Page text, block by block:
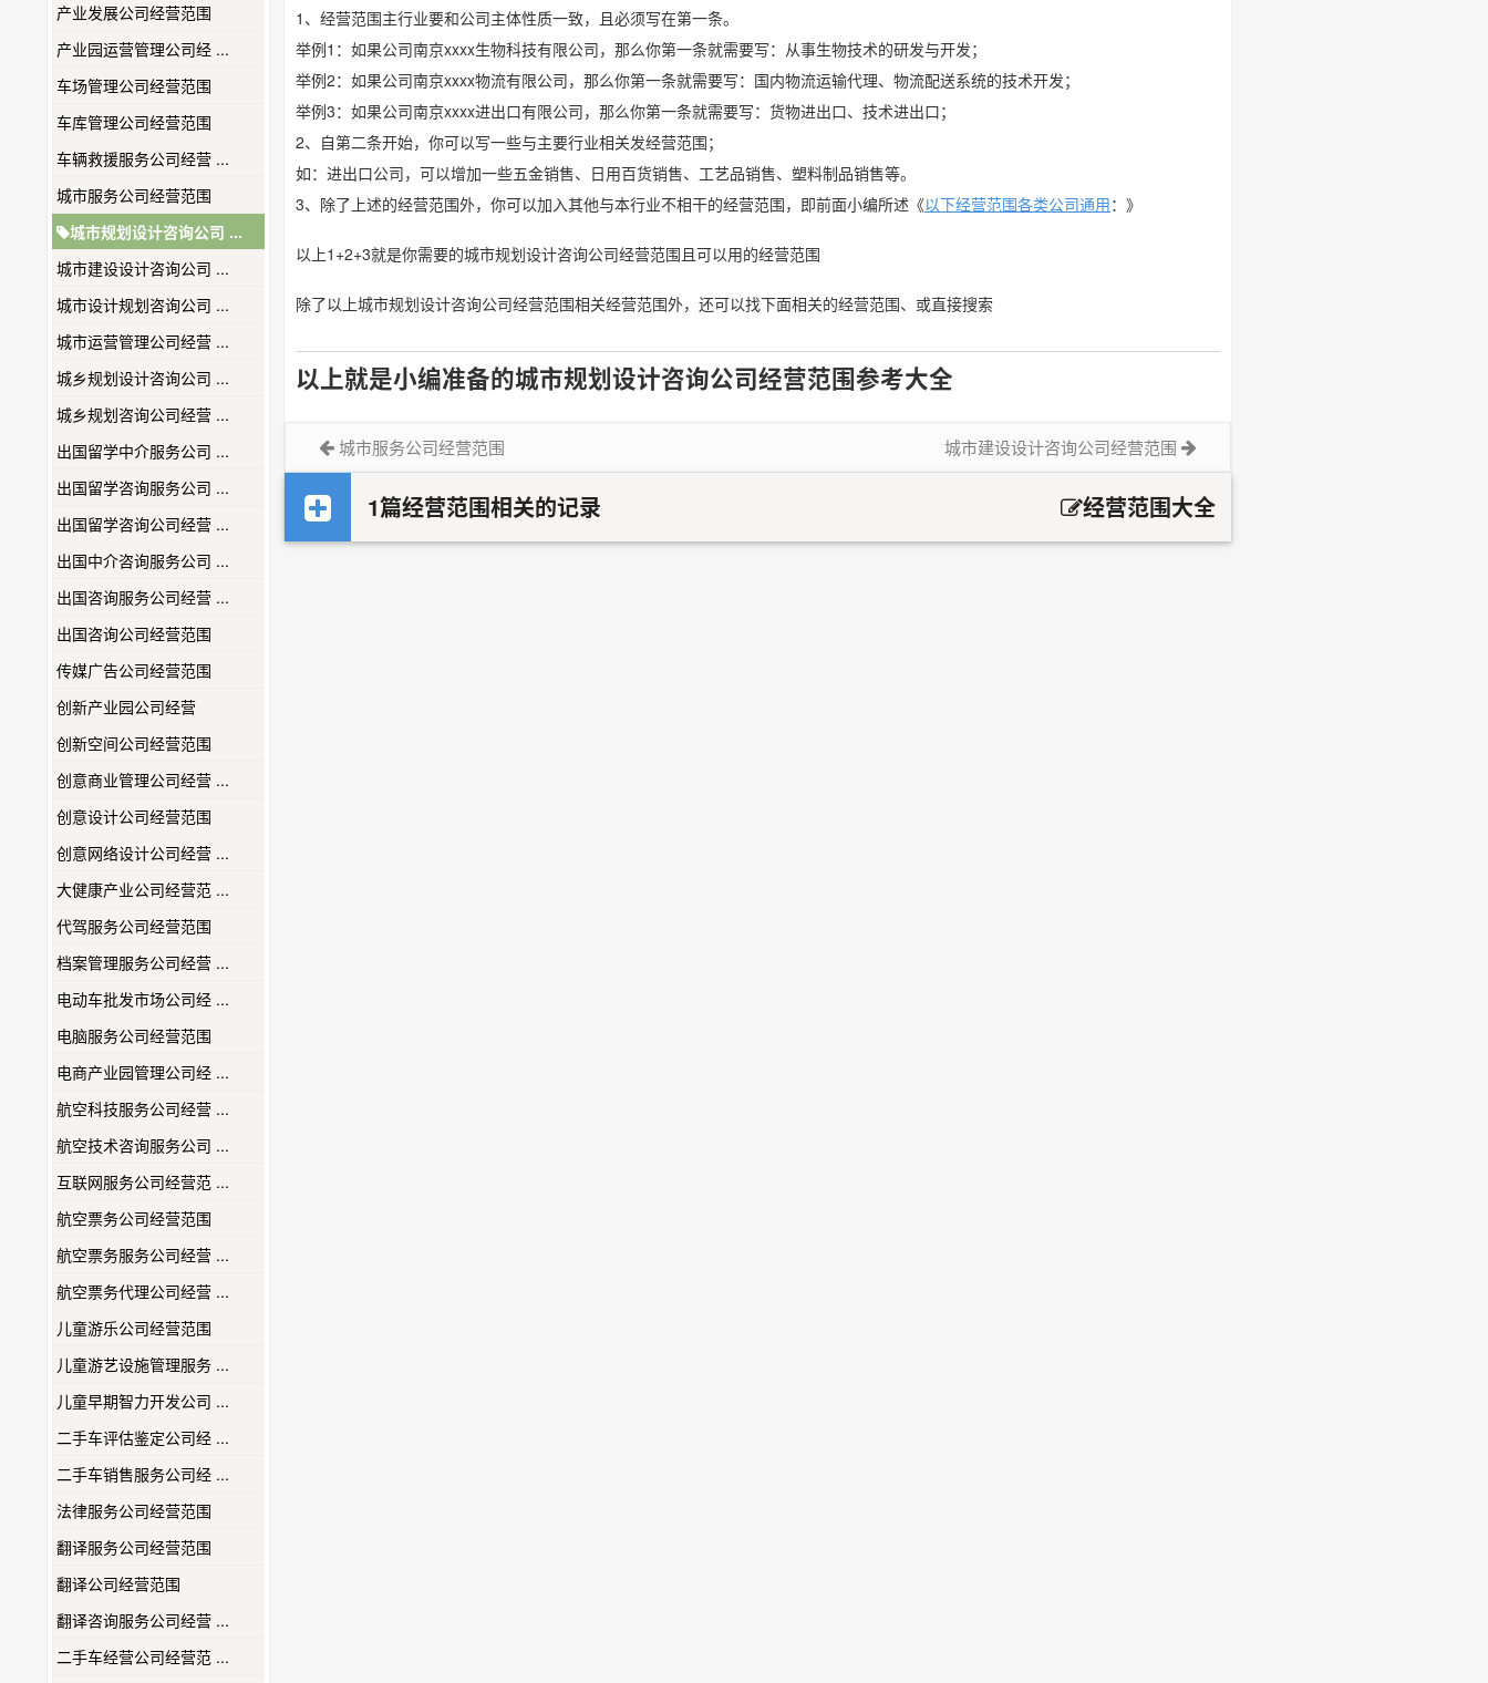
产业发展公司经营范围
产业园运营管理公司经 ...
车场管理公司经营范围
车库管理公司经营范围
车辆救援服务公司经营 ...
城市服务公司经营范围
城市规划设计咨询公司 ...
城市建设设计咨询公司 ...
城市设计规划咨询公司 ...
城市运营管理公司经营 ...
城乡规划设计咨询公司 ...
城乡规划咨询公司经营 ...
出国留学中介服务公司 ...
出国留学咨询服务公司 ...
出国留学咨询公司经营 ...
出国中介咨询服务公司 ...
出国咨询服务公司经营 ...
出国咨询公司经营范围
传媒广告公司经营范围
创新产业园公司经营
创新空间公司经营范围
创意商业管理公司经营 ...
创意设计公司经营范围
创意网络设计公司经营 ...
大健康产业公司经营范 ...
代驾服务公司经营范围
档案管理服务公司经营 ...
电动车批发市场公司经 ...
电脑服务公司经营范围
电商产业园管理公司经 ...
航空科技服务公司经营 ...
航空技术咨询服务公司 ...
互联网服务公司经营范 ...
航空票务公司经营范围
航空票务服务公司经营 ...
航空票务代理公司经营 ...
儿童游乐公司经营范围
儿童游艺设施管理服务 ...
儿童早期智力开发公司 ...
二手车评估鉴定公司经 ...
二手车销售服务公司经 ...
法律服务公司经营范围
翻译服务公司经营范围
翻译公司经营范围
翻译咨询服务公司经营 ...
二手车经营公司经营范 ...
1、经营范围主行业要和公司主体性质一致，且必须写在第一条。
举例1：如果公司南京xxxx生物科技有限公司，那么你第一条就需要写：从事生物技术的研发与开发；
举例2：如果公司南京xxxx物流有限公司，那么你第一条就需要写：国内物流运输代理、物流配送系统的技术开发；
举例3：如果公司南京xxxx进出口有限公司，那么你第一条就需要写：货物进出口、技术进出口；
2、自第二条开始，你可以写一些与主要行业相关发经营范围；
如：进出口公司，可以增加一些五金销售、日用百货销售、工艺品销售、塑料制品销售等。
3、除了上述的经营范围外，你可以加入其他与本行业不相干的经营范围，即前面小编所述《以下经营范围各类公司通用：》
以上1+2+3就是你需要的城市规划设计咨询公司经营范围且可以用的经营范围
除了以上城市规划设计咨询公司经营范围相关经营范围外，还可以找下面相关的经营范围、或直接搜索
以上就是小编准备的城市规划设计咨询公司经营范围参考大全
城市服务公司经营范围 城市建设设计咨询公司经营范围
1篇经营范围相关的记录 经营范围大全